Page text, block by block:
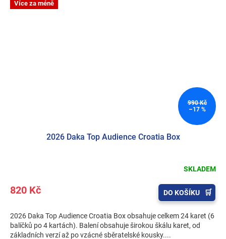
Více za méně
990 Kč
–17 %
2026 Daka Top Audience Croatia Box
SKLADEM
820 Kč DO KOŠÍKU
2026 Daka Top Audience Croatia Box obsahuje celkem 24 karet (6
balíčků po 4 kartách). Balení obsahuje širokou škálu karet, od
základních verzí až po vzácné sběratelské kousky....